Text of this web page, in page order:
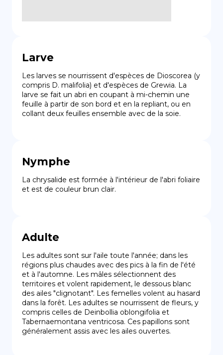
Larve
Les larves se nourrissent d'espèces de Dioscorea (y
compris D. malifolia) et d'espèces de Grewia. La
larve se fait un abri en coupant à mi-chemin une
feuille à partir de son bord et en la repliant, ou en
collant deux feuilles ensemble avec de la soie.
Nymphe
La chrysalide est formée à l'intérieur de l'abri foliaire
et est de couleur brun clair.
Adulte
Les adultes sont sur l'aile toute l'année; dans les
régions plus chaudes avec des pics à la fin de l'été
et à l'automne. Les mâles sélectionnent des
territoires et volent rapidement, le dessous blanc
des ailes "clignotant". Les femelles volent au hasard
dans la forêt. Les adultes se nourrissent de fleurs, y
compris celles de Deinbollia oblongifolia et
Tabernaemontana ventricosa. Ces papillons sont
généralement assis avec les ailes ouvertes.